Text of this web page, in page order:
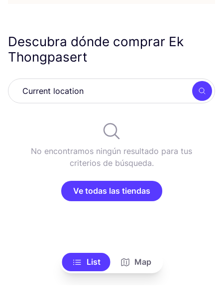
Descubra dónde comprar Ek
Thongpasert
No encontramos ningún resultado para tus
criterios de búsqueda.
Ve todas las tiendas
List Map